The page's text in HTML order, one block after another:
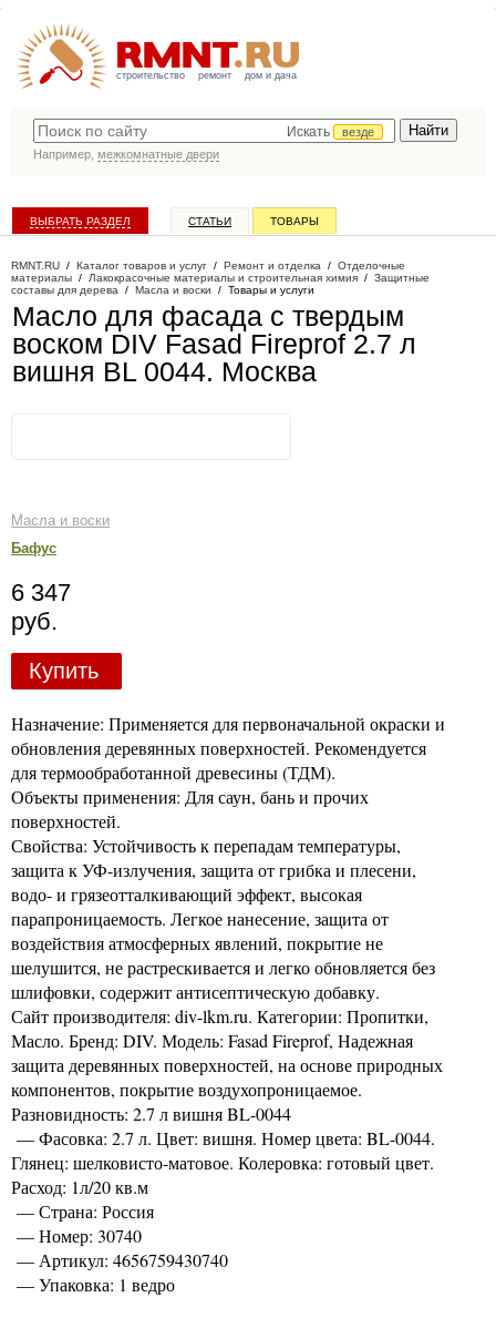
строительство ремонт дом и дача
Искать
везде
Например, межкомнатные двери
ВЫБРАТЬ РАЗДЕЛ СТАТЬИ ТОВАРЫ
RMNT.RU / Каталог товаров и услуг / Ремонт и отделка / Отделочные
материалы / Лакокрасочные материалы и строительная химия / Защитные
составы для дерева / Масла и воски / Товары и услуги
Масло для фасада с твердым
воском DIV Fasad Fireprof 2.7 л
вишня BL 0044. Москва
Масла и воски
Бафус
6 347
руб.
Купить
Назначение: Применяется для первоначальной окраски и
обновления деревянных поверхностей. Рекомендуется
для термообработанной древесины (ТДМ).
Объекты применения: Для саун, бань и прочих
поверхностей.
Свойства: Устойчивость к перепадам температуры,
защита к УФ-излучения, защита от грибка и плесени,
водо- и грязеотталкивающий эффект, высокая
парапроницаемость. Легкое нанесение, защита от
воздействия атмосферных явлений, покрытие не
шелушится, не растрескивается и легко обновляется без
шлифовки, содержит антисептическую добавку.
Сайт производителя: div-lkm.ru. Категории: Пропитки,
Масло. Бренд: DIV. Модель: Fasad Fireprof, Надежная
защита деревянных поверхностей, на основе природных
компонентов, покрытие воздухопроницаемое.
Разновидность: 2.7 л вишня BL-0044
— Фасовка: 2.7 л. Цвет: вишня. Номер цвета: BL-0044.
Глянец: шелковисто-матовое. Колеровка: готовый цвет.
Расход: 1л/20 кв.м
— Страна: Россия
— Номер: 30740
— Артикул: 4656759430740
— Упаковка: 1 ведро